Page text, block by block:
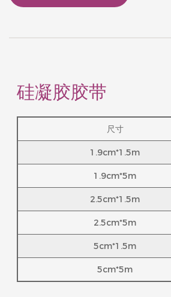
硅凝胶胶带
尺寸
1.9cm*1.5m
1.9cm*5m
2.5cm*1.5m
2.5cm*5m
5cm*1.5m
5cm*5m